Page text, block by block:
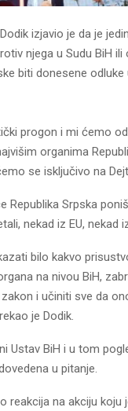
izjavio je da je
njega u Sudu BiH
biti donesene
progon i mi ćemo
organima
se isključivo na
Republika Srpska
nekad iz EU, nekad
bilo kakvo
na nivou BiH,
i učiniti sve da
je Dodik.
Ustav BiH i u tom
u pitanje.
reakcija na akciju